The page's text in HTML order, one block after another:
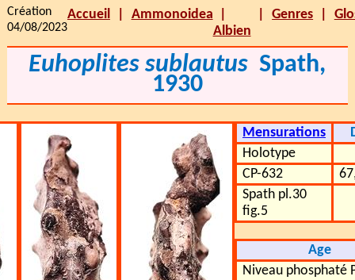
Création
04/08/2023
Accueil
Ammonoidea
Albien
Genres
Euhoplites sublautus Spath,
1930
Mensurations
Holotype
CP-632
Spath pl.30
fig.5
Age
Niveau phosphaté